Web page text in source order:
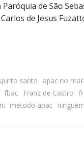
de São
de Jesus
santo apac no
fbac Franz de Castro
metodo apac